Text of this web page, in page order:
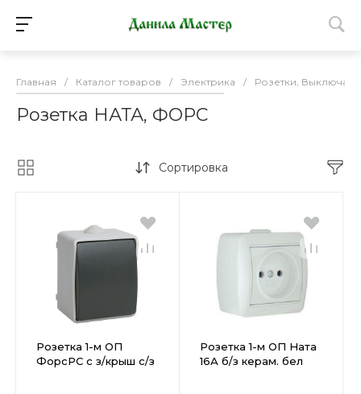
Главная / Каталог товаров / Электрика / Розетки,
Розетка НАТА, ФОРС
Сортировка
Розетка 1-м ОП
ФорсРС с з/крыш с/з
Розетка 1-м ОП Ната
16А б/з керам. бел